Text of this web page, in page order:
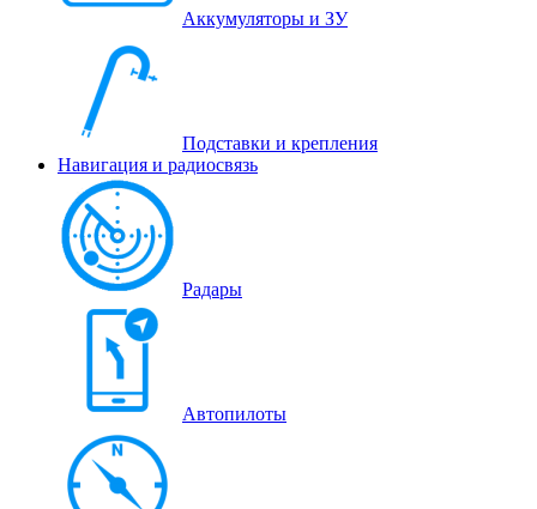
Аккумуляторы и ЗУ
Подставки и крепления
Навигация и радиосвязь
Радары
Автопилоты